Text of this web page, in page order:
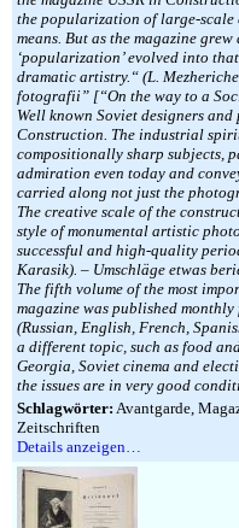
the popularization of large-
means. But as the magazine
‘popularization’ evolved into
dramatic artistry.“ (L.
fotografii” [“On the way to a
Well known Soviet designers
Construction. The industrial
compositionally sharp subjects,
admiration even today and
carried along not just the
The creative scale of the
style of monumental artistic
successful and high-quality
Karasik). – Umschläge etwas
The fifth volume of the most
magazine was published
(Russian, English, French,
a different topic, such as food
Georgia, Soviet cinema and
the issues are in very good
Schlagwörter: Avantgarde,
Zeitschriften
Details anzeigen…